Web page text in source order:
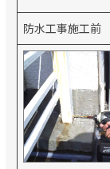
防水工事施工前